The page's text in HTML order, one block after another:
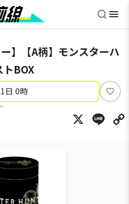
】【A柄】モンスターハ
BOX
日 0時
い
ね
X